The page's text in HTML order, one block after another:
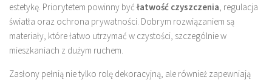
estetykę. Priorytetem powinny być łatwość czyszczenia , regulacja
światła oraz ochrona prywatności. Dobrym rozwiązaniem są
materiały, które łatwo utrzymać w czystości, szczególnie w
mieszkaniach z dużym ruchem.
Zasłony pełnią nie tylko rolę dekoracyjną, ale również zapewniają